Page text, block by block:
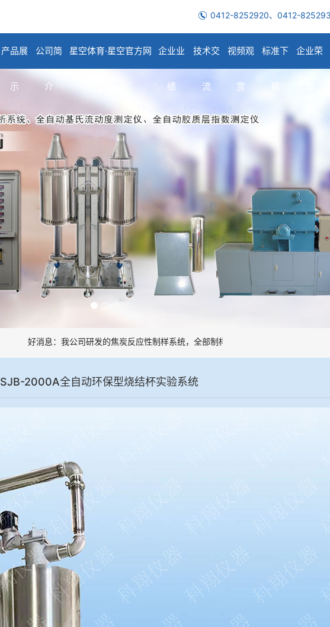
0412-8252920、0412-
产品展
示
公司简
介
星空体育·星空官方网 企业业
绩
技术交
流
视频观
赏
标准下
载
企业荣
好消息：我公司研发的焦炭反应性制样系统，全部制样过程机械化操作，没有人为
SJB-2000A全自动环保型烧结杯实验系统